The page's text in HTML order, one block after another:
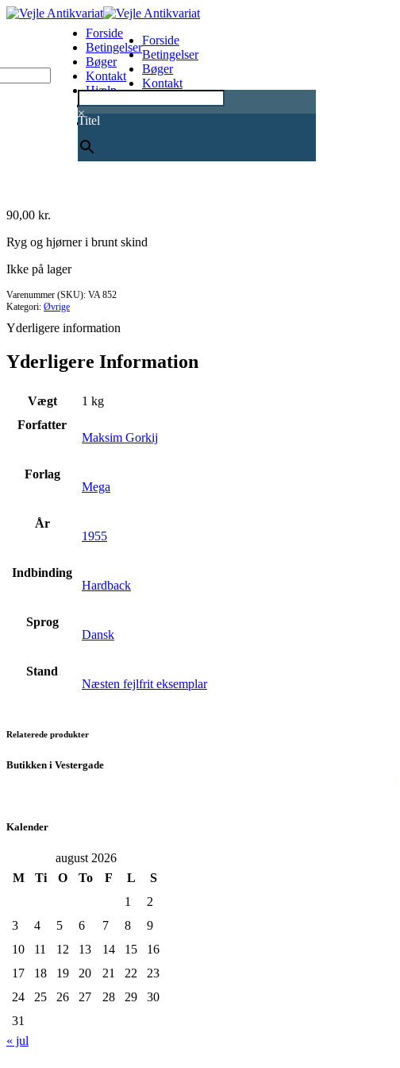
×
Titel
Forside
Betingelser
Bøger
Kontakt
Hjælp
0
Forside
Betingelser
Bøger
Kontakt
90,00 kr.
Ryg og hjørner i brunt skind
Ikke på lager
Varenummer (SKU): VA 852
Kategori: Øvrige
Yderligere information
Yderligere Information
Vægt
1 kg
Forfatter
Maksim Gorkij
Forlag
Mega
År
1955
Indbinding
Hardback
Sprog
Dansk
Stand
Næsten fejlfrit eksemplar
Relaterede produkter
Butikken i Vestergade
Kalender
august 2026
M
Ti O To F L
S
1
2
3
4 5 6 7 8
9
10
11 12 13 14 15
16
17
18 19 20 21 22
23
24
25 26 27 28 29
30
31
« jul